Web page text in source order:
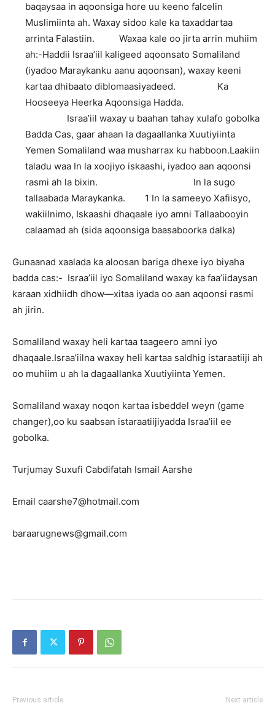
baqaysaa in aqoonsiga hore uu keeno falcelin
Muslimiinta ah. Waxay sidoo kale ka taxaddartaa
arrinta Falastiin. Waxaa kale oo jirta arrin muhiim
ah:-Haddii Israa’iil kaligeed aqoonsato Somaliland
(iyadoo Maraykanku aanu aqoonsan), waxay keeni
kartaa dhibaato diblomaasiyadeed. Ka
Hooseeya Heerka Aqoonsiga Hadda.
Israa’iil waxay u baahan tahay xulafo gobolka
Badda Cas, gaar ahaan la dagaallanka Xuutiyiinta
Yemen Somaliland waa musharrax ku habboon.Laakiin
taladu waa In la xoojiyo iskaashi, iyadoo aan aqoonsi
rasmi ah la bixin. In la sugo
tallaabada Maraykanka. 1 In la sameeyo Xafiisyo,
wakiilnimo, Iskaashi dhaqaale iyo amni Tallaabooyin
calaamad ah (sida aqoonsiga baasaboorka dalka)
Gunaanad xaalada ka aloosan bariga dhexe iyo biyaha
badda cas:- Israa’iil iyo Somaliland waxay ka faa’iidaysan
karaan xidhiidh dhow—xitaa iyada oo aan aqoonsi rasmi
ah jirin.
Somaliland waxay heli kartaa taageero amni iyo
dhaqaale.Israa’iilna waxay heli kartaa saldhig istaraatiiji ah
oo muhiim u ah la dagaallanka Xuutiyiinta Yemen.
Somaliland waxay noqon kartaa isbeddel weyn (game
changer),oo ku saabsan istaraatiijiyadda Israa’iil ee
gobolka.
Turjumay Suxufi Cabdifatah Ismail Aarshe
Email caarshe7@hotmail.com
baraarugnews@gmail.com
Previous article Next article